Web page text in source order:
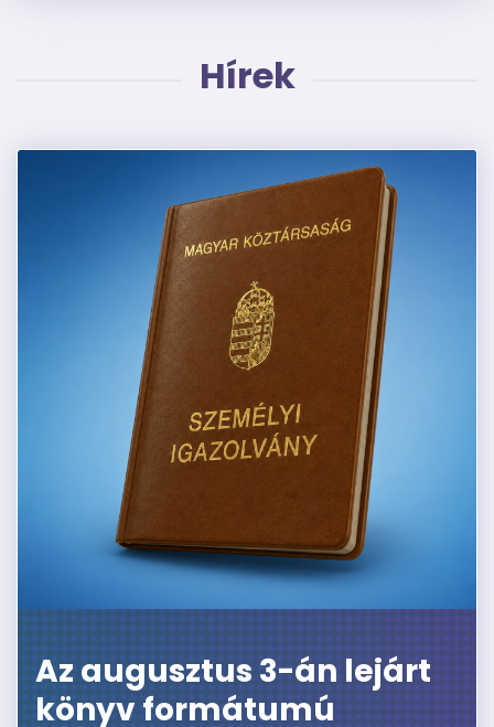
Hírek
Az augusztus 3-án lejárt
könyv formátumú